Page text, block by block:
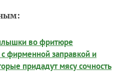
во фритюре
фирменной заправкой и
придадут мясу сочность